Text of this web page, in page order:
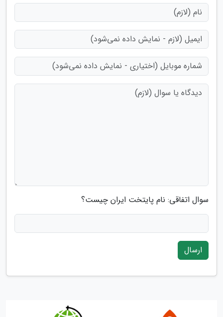
سوال اتفاقی: نام پایتخت ایران چیست؟
ارسال